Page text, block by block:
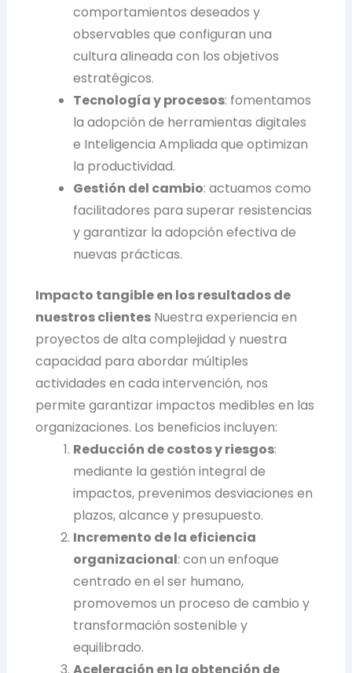
comportamientos deseados y
observables que configuran una
cultura alineada con los objetivos
estratégicos.
Tecnología y procesos: fomentamos
la adopción de herramientas digitales
e Inteligencia Ampliada que optimizan
la productividad.
Gestión del cambio: actuamos como
facilitadores para superar resistencias
y garantizar la adopción efectiva de
nuevas prácticas.
Impacto tangible en los resultados de
nuestros clientesNuestra experiencia en
proyectos de alta complejidad y nuestra
capacidad para abordar múltiples
actividades en cada intervención, nos
permite garantizar impactos medibles en las
organizaciones. Los beneficios incluyen:
Reducción de costos y riesgos:
mediante la gestión integral de
impactos, prevenimos desviaciones en
plazos, alcance y presupuesto.
Incremento de la eficiencia
organizacional: con un enfoque
centrado en el ser humano,
promovemos un proceso de cambio y
transformación sostenible y
equilibrado.